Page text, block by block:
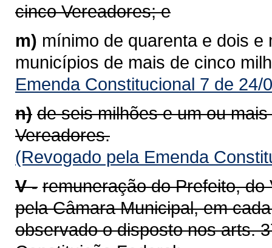
cinco Vereadores; e
m) mínimo de quarenta e dois
municípios de mais de cinco
Emenda Constitucional 7 de 24/
n) de seis milhões e um ou
Vereadores.
(Revogado pela Emenda
V - remuneração do Prefeito,
pela Câmara Municipal, em
observado o disposto nos arts.